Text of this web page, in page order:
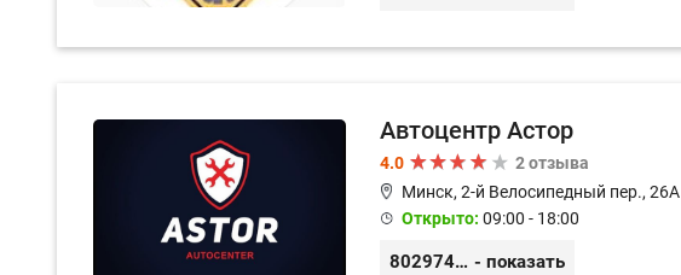
Автоцентр Астор
4.0
2 отзыва
Минск, 2-й Велосипедный пер., 26А
Открыто: 09:00 - 18:00
80297417788 - показать